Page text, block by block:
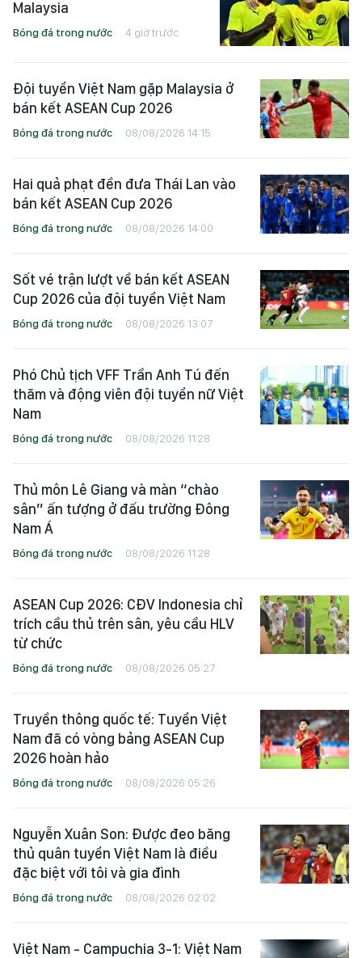
Malaysia
Bóng đá trong nước 4 giờ trước
Đội tuyển Việt Nam gặp Malaysia ở
bán kết ASEAN Cup 2026
Bóng đá trong nước 08/08/2026 14:15
Hai quả phạt đền đưa Thái Lan vào
bán kết ASEAN Cup 2026
Bóng đá trong nước 08/08/2026 14:00
Sốt vé trận lượt về bán kết ASEAN
Cup 2026 của đội tuyển Việt Nam
Bóng đá trong nước 08/08/2026 13:07
Phó Chủ tịch VFF Trần Anh Tú đến
thăm và động viên đội tuyển nữ Việt
Nam
Bóng đá trong nước 08/08/2026 11:28
Thủ môn Lê Giang và màn “chào
sân” ấn tượng ở đấu trường Đông
Nam Á
Bóng đá trong nước 08/08/2026 11:28
ASEAN Cup 2026: CĐV Indonesia chỉ
trích cầu thủ trên sân, yêu cầu HLV
từ chức
Bóng đá trong nước 08/08/2026 05:27
Truyền thông quốc tế: Tuyển Việt
Nam đã có vòng bảng ASEAN Cup
2026 hoàn hảo
Bóng đá trong nước 08/08/2026 05:26
Nguyễn Xuân Son: Được đeo băng
thủ quân tuyển Việt Nam là điều
đặc biệt với tôi và gia đình
Bóng đá trong nước 08/08/2026 02:02
Việt Nam - Campuchia 3-1: Việt Nam